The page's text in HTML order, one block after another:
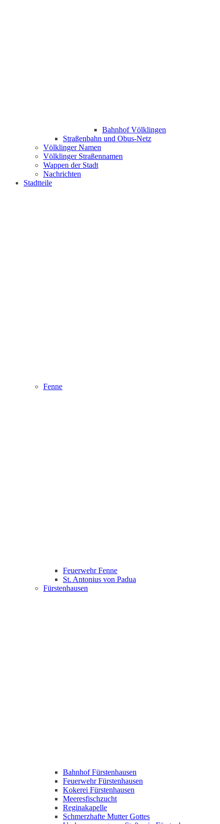
Bahnhof Völklingen
Straßenbahn und Obus-Netz
Völklinger Namen
Völklinger Straßennamen
Wappen der Stadt
Nachrichten
Stadtteile
Fenne
Feuerwehr Fenne
St. Antonius von Padua
Fürstenhausen
Bahnhof Fürstenhausen
Feuerwehr Fürstenhausen
Kokerei Fürstenhausen
Meeresfischzucht
Reginakapelle
Schmerzhafte Mutter Gottes